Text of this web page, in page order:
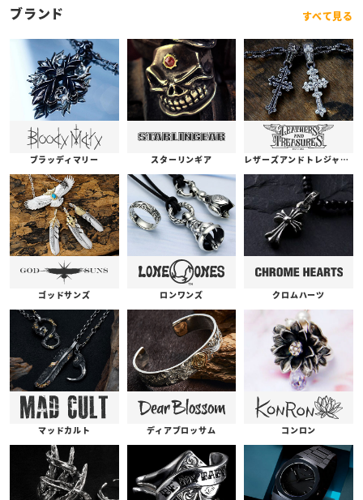
ブランド すべて見る
ブラッディマリー スターリンギア レザーズアンドトレジャーズ
ゴッドサンズ ロンワンズ クロムハーツ
マッドカルト ディアブロッサム コンロン